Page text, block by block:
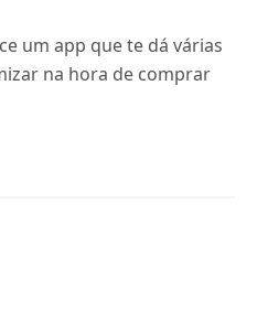
um app que te dá várias
na hora de comprar